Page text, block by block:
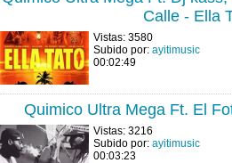
Calle - Ella
Vistas: 3580
Subido por: ayitimusic
00:02:49
Quimico Ultra Mega Ft. El
Vistas: 3216
Subido por: ayitimusic
00:03:23